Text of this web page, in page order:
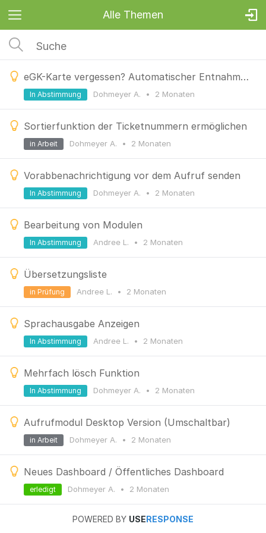
Alle Themen
eGK-Karte vergessen? Automatischer Entnahme-Hinweis am Terminal
Dohmeyer A. • 2 Monaten
In Abstimmung
Sortierfunktion der Ticketnummern ermöglichen
Dohmeyer A. • 2 Monaten
in Arbeit
Vorabbenachrichtigung vor dem Aufruf senden
Dohmeyer A. • 2 Monaten
In Abstimmung
Bearbeitung von Modulen
Andree L. • 2 Monaten
In Abstimmung
Übersetzungsliste
Andree L. • 2 Monaten
in Prüfung
Sprachausgabe Anzeigen
Andree L. • 2 Monaten
In Abstimmung
Mehrfach lösch Funktion
Dohmeyer A. • 2 Monaten
In Abstimmung
Aufrufmodul Desktop Version (Umschaltbar)
Dohmeyer A. • 2 Monaten
in Arbeit
Neues Dashboard / Öffentliches Dashboard
Dohmeyer A. • 2 Monaten
erledigt
POWERED BY USERESPONSE